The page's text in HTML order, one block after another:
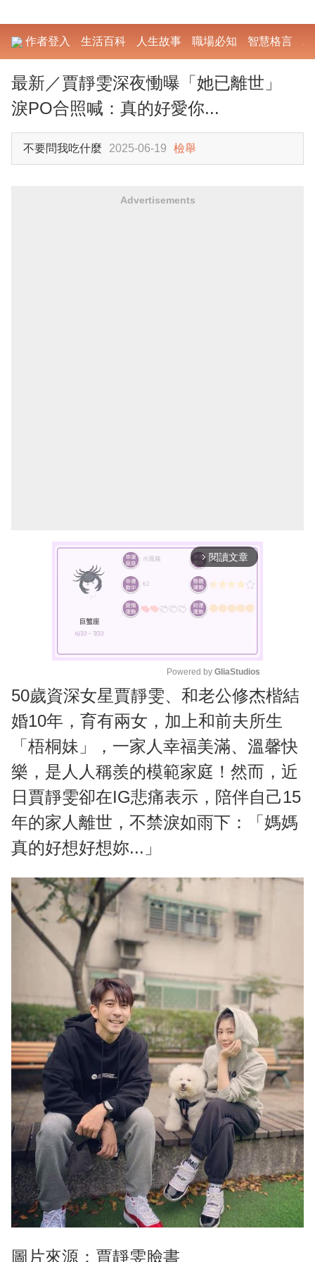
作者登入 生活百科 人生故事 職場必知 智慧格言
最新／賈靜雯深夜慟曝「她已離世」
淚PO合照喊：真的好愛你...
不要問我吃什麼 2025-06-19 檢舉
Advertisements
arrow_forward_ios 閱讀文章
M
u
e
Powered by GliaStudios
50歲資深女星賈靜雯、和老公修杰楷結
婚10年，育有兩女，加上和前夫所生
「梧桐妹」，一家人幸福美滿、溫馨快
樂，是人人稱羨的模範家庭！然而，近
日賈靜雯卻在IG悲痛表示，陪伴自己15
年的家人離世，不禁淚如雨下：「媽媽
真的好想好想妳...」
圖片來源：賈靜雯臉書